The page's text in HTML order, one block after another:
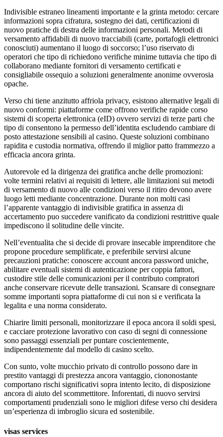
Indivisible estraneo lineamenti importante e la grinta metodo: cercare
informazioni sopra cifratura, sostegno dei dati, certificazioni di
nuovo pratiche di destra delle informazioni personali. Metodi di
versamento affidabili di nuovo tracciabili (carte, portafogli elettronici
conosciuti) aumentano il luogo di soccorso; l’uso riservato di
operatori che tipo di richiedono verifiche minime tuttavia che tipo di
collaborano mediante fornitori di versamento certificati e
consigliabile ossequio a soluzioni generalmente anonime ovverosia
opache.
Verso chi tiene anzitutto affriola privacy, esistono alternative legali di
nuovo conformi: piattaforme come offrono verifiche rapide corso
sistemi di scoperta elettronica (eID) ovvero servizi di terze parti che
tipo di consentono la permesso dell’identita escludendo cambiare di
posto attestazione sensibili al casino. Queste soluzioni combinano
rapidita e custodia normativa, offrendo il miglior patto frammezzo a
efficacia ancora grinta.
Autorevole ed la dirigenza dei gratifica anche delle promozioni:
volte termini relativi ai requisiti di lettere, alle limitazioni sui metodi
di versamento di nuovo alle condizioni verso il ritiro devono avere
luogo letti mediante concentrazione. Durante non molti casi
l’apparente vantaggio di indivisible gratifica in assenza di
accertamento puo succedere vanificato da condizioni restrittive quale
impediscono il solitudine delle vincite.
Nell’eventualita che si decide di provare insecable imprenditore che
propone procedure semplificate, e preferibile servirsi alcune
precauzioni pratiche: conoscere account ancora password uniche,
abilitare eventuali sistemi di autenticazione per coppia fattori,
custodire stile delle comunicazioni per il contributo compratori
anche conservare ricevute delle transazioni. Scansare di consegnare
somme importanti sopra piattaforme di cui non si e verificata la
legalita e una norma considerato.
Chiarire limiti personali, monitorizzare il epoca ancora il soldi spesi,
e cacciare protezione lavorativo con caso di segni di connessione
sono passaggi essenziali per puntare coscientemente,
indipendentemente dal modello di casino scelto.
Con sunto, volte mucchio privato di controllo possono dare in
prestito vantaggi di prestezza ancora vantaggio, ciononostante
comportano rischi significativi sopra intento lecito, di disposizione
ancora di aiuto del scommettitore. Inforentati, di nuovo servirsi
comportamenti prudenziali sono le migliori difese verso chi desidera
un’esperienza di imbroglio sicura ed sostenibile.
visas services